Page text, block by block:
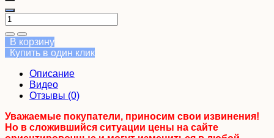
В корзину
Купить в один клик
Описание
Видео
Отзывы (0)
Уважаемые покупатели, приносим свои извинения!
Но в сложившийся ситуации цены на сайте